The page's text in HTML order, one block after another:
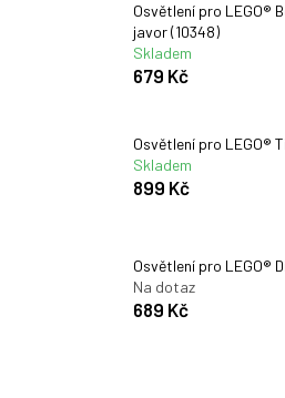
Osvětlení pro LEGO®
javor (10348)
Skladem
679 Kč
Osvětlení pro LEGO®
Skladem
899 Kč
Osvětlení pro LEGO®
Na dotaz
689 Kč